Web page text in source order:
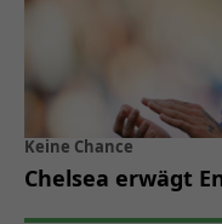
Keine Chance
Chelsea erwägt